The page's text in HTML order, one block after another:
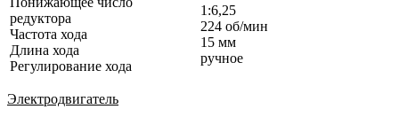
редуктора
Частота хода
Длина хода
Регулирование хода
1:6,25
224 об/мин
15 мм
ручное
Электродвигатель